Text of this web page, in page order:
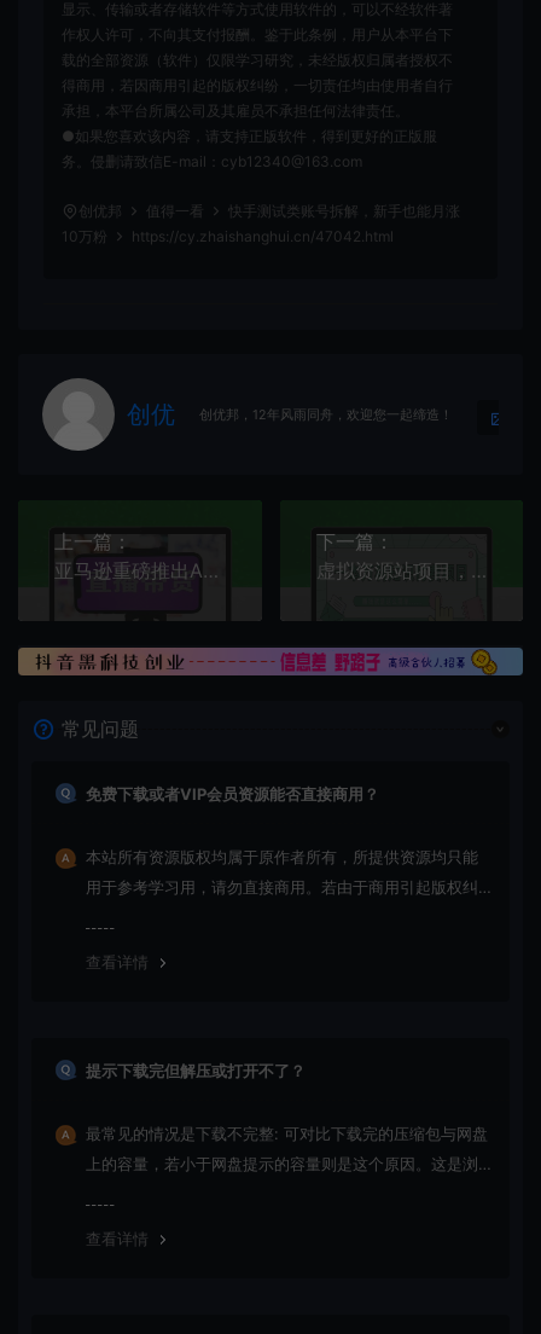
显示、传输或者存储软件等方式使用软件的，可以不经软件著
作权人许可，不向其支付报酬。鉴于此条例，用户从本平台下
载的全部资源（软件）仅限学习研究，未经版权归属者授权不
得商用，若因商用引起的版权纠纷，一切责任均由使用者自行
承担，本平台所属公司及其雇员不承担任何法律责任。
●如果您喜欢该内容，请支持正版软件，得到更好的正版服
务。侵删请致信E-mail：cyb12340@163.com
创优邦 值得一看
快手测试类账号拆解，新手也能月涨
10万粉
https://cy.zhaishanghui.cn/47042.html
创优 创优邦，12年风雨同舟，欢迎您一起缔造！
上一篇：
亚马逊重磅推出Amazon live直播，卖家直播带货的第一波红利是什么？
下一篇：
虚拟资源站项目，行业被卷后的长久稳定副业
常见问题
免费下载或者VIP会员资源能否直接商用？
本站所有资源版权均属于原作者所有，所提供资源均只能
用于参考学习用，请勿直接商用。若由于商用引起版权纠
查看详情
提示下载完但解压或打开不了？
最常见的情况是下载不完整: 可对比下载完的压缩包与网盘
上的容量，若小于网盘提示的容量则是这个原因。这是浏
查看详情